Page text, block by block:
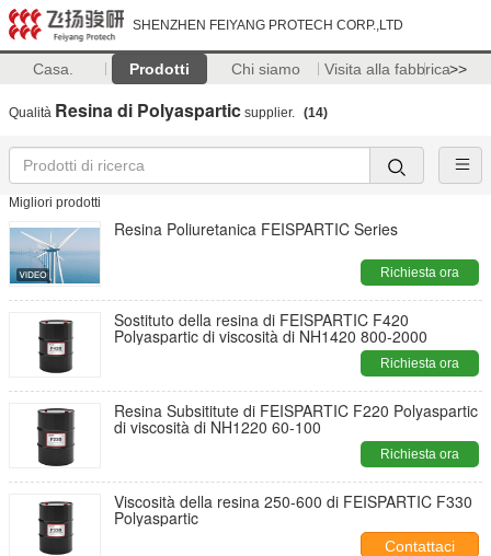
SHENZHEN FEIYANG PROTECH CORP.,LTD
Casa. Prodotti Chi siamo Visita alla fabbrica>>
Qualità Resina di Polyaspartic supplier. (14)
Migliori prodotti
Resina Poliuretanica FEISPARTIC Series
Richiesta ora
Sostituto della resina di FEISPARTIC F420
Polyaspartic di viscosità di NH1420 800-2000
Richiesta ora
Resina Subsititute di FEISPARTIC F220 Polyaspartic
di viscosità di NH1220 60-100
Richiesta ora
Viscosità della resina 250-600 di FEISPARTIC F330
Polyaspartic
Contattaci